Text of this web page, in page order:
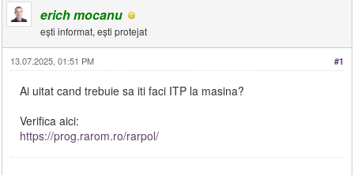
erich mocanu
ești informat, ești protejat
#1
13.07.2025, 01:51 PM
Ai uitat cand trebuie sa iti faci ITP la masina?
Verifica aici:
https://prog.rarom.ro/rarpol/